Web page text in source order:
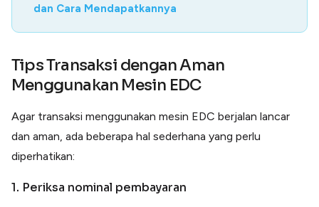
dan Cara Mendapatkannya
Tips Transaksi dengan Aman
Menggunakan Mesin EDC
Agar transaksi menggunakan mesin EDC berjalan lancar
dan aman, ada beberapa hal sederhana yang perlu
diperhatikan:
1. Periksa nominal pembayaran